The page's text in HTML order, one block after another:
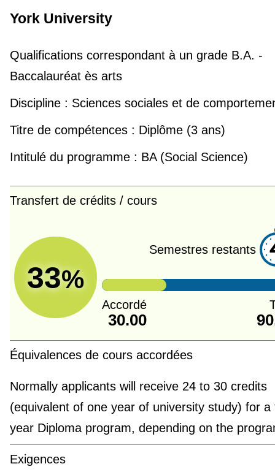
York University
Qualifications correspondant à un gradeB.A. -
Baccalauréat ès arts
Discipline : Sciences sociales et de
Titre de compétences : Diplôme (3 ans)
Intitulé du programme : BA (Social Science)
Transfert de crédits / cours
33%
Semestres restants
Accordé
30.00
Équivalences de cours accordées
Normally applicants will receive 24 to 30 credits
(equivalent of one year of university study) for a
year Diploma program, depending on the
Exigences